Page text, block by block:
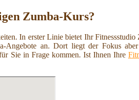
Zumba-Kurs?
In erster Linie bietet Ihr Fitnessstudio
Angebote an. Dort liegt der Fokus
Sie in Frage kommen. Ist Ihnen Ihre